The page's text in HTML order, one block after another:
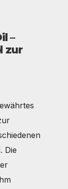
–
zur
Die